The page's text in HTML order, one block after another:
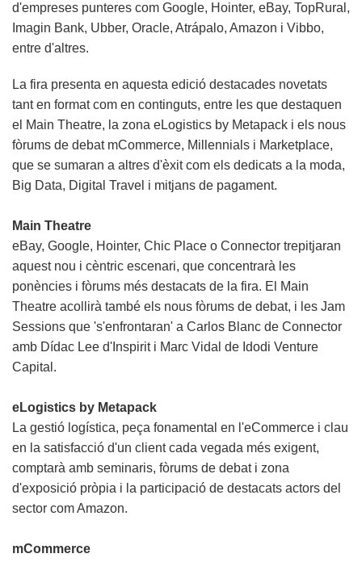
d'empreses punteres com Google, Hointer, eBay, TopRural,
Imagin Bank, Ubber, Oracle, Atrápalo, Amazon i Vibbo,
entre d'altres.
La fira presenta en aquesta edició destacades novetats
tant en format com en continguts, entre les que destaquen
el Main Theatre, la zona eLogistics by Metapack i els nous
fòrums de debat mCommerce, Millennials i Marketplace,
que se sumaran a altres d'èxit com els dedicats a la moda,
Big Data, Digital Travel i mitjans de pagament.
Main Theatre
eBay, Google, Hointer, Chic Place o Connector trepitjaran
aquest nou i cèntric escenari, que concentrarà les
ponències i fòrums més destacats de la fira. El Main
Theatre acollirà també els nous fòrums de debat, i les Jam
Sessions que 's'enfrontaran' a Carlos Blanc de Connector
amb Dídac Lee d'Inspirit i Marc Vidal de Idodi Venture
Capital.
eLogistics by Metapack
La gestió logística, peça fonamental en l'eCommerce i clau
en la satisfacció d'un client cada vegada més exigent,
comptarà amb seminaris, fòrums de debat i zona
d'exposició pròpia i la participació de destacats actors del
sector com Amazon.
mCommerce